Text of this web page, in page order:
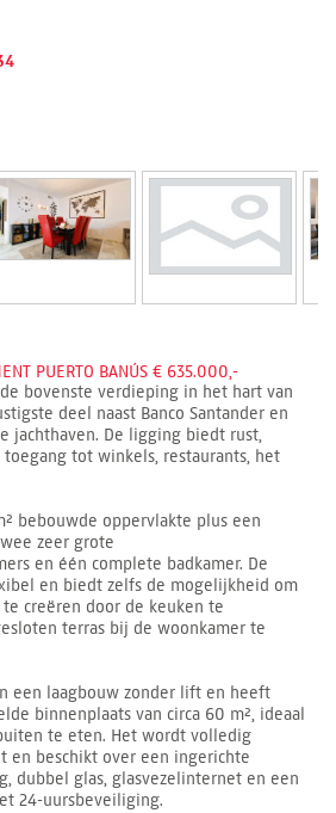
PUERTO BANÚS € 635.000,-
bovenste verdieping in het hart van
deel naast Banco Santander en
jachthaven. De ligging biedt rust,
tot winkels, restaurants, het
bebouwde oppervlakte plus een
zeer grote
en één complete badkamer. De
en biedt zelfs de mogelijkheid om
creëren door de keuken te
terras bij de woonkamer te
een laagbouw zonder lift en heeft
binnenplaats van circa 60 m², ideaal
te eten. Het wordt volledig
en beschikt over een ingerichte
dubbel glas, glasvezelinternet en een
24-uursbeveiliging.